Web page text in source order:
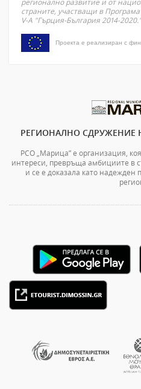
регионално развитие и от
страните, участващи в
V-A "Гърция-България 2014-2020."
Проекта е реализиран с
РЕГИОНАЛНО СДРУЖЕНИЕ
РСО „Марица” е организация,
интереси, превръща амбициите в
и се е доказала като надежден